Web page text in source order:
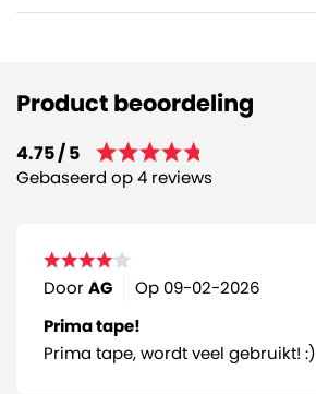
Product beoordeling
4.75 / 5
Gebaseerd op 4 reviews
DoorAG Op 09-02-2026
Prima tape!
Prima tape, wordt veel gebruikt! :)